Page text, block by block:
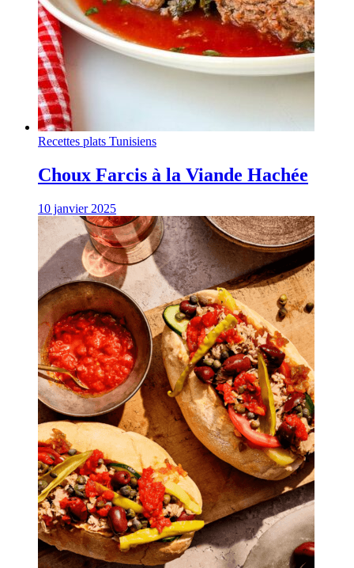
Recettes plats Tunisiens
Choux Farcis à la Viande Hachée
10 janvier 2025